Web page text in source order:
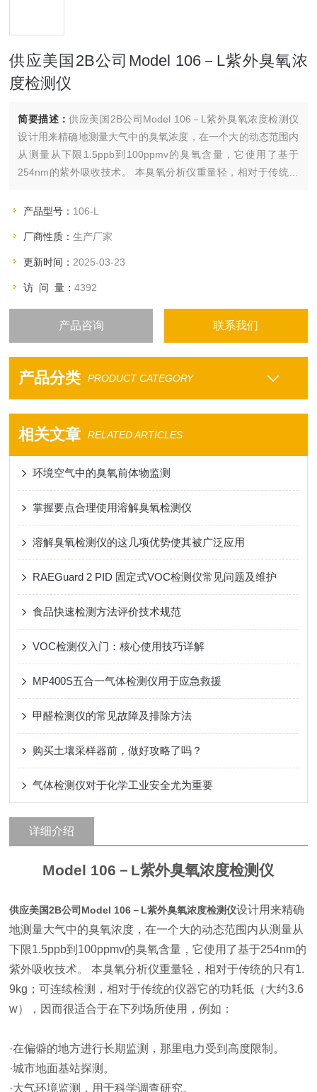
供应美国2B公司Model 106－L紫外臭氧浓
度检测仪
简要描述：供应美国2B公司Model 106－L紫外臭氧浓度检测仪
设计用来精确地测量大气中的臭氧浓度，在一个大的动态范围内
从测量从下限1.5ppb到100ppmv的臭氧含量，它使用了基于
254nm的紫外吸收技术。 本臭氧分析仪重量轻，相对于传统的
3.6w），因而很适合于在下列场所使用，例如：
产品型号： 106-L
厂商性质：生产厂家
更新时间： 2025-03-23
访 问 量：4392
产品咨询 联系我们
产品分类 PRODUCT CATEGORY
相关文章 RELATED ARTICLES
环境空气中的臭氧前体物监测
掌握要点合理使用溶解臭氧检测仪
溶解臭氧检测仪的这几项优势使其被广泛应用
RAEGuard 2 PID 固定式VOC检测仪常见问题及维护
食品快速检测方法评价技术规范
VOC检测仪入门：核心使用技巧详解
MP400S五合一气体检测仪用于应急救援
甲醛检测仪的常见故障及排除方法
购买土壤采样器前，做好攻略了吗？
气体检测仪对于化学工业安全尤为重要
详细介绍
Model 106 － L紫外臭氧浓度检测仪
供应美国2B公司Model 106－L紫外臭氧浓度检测仪设计用来精确
地测量大气中的臭氧浓度，在一个大的动态范围内从测量从
下限1.5ppb到 100ppmv的臭氧含量，它使用了基于254nm的
紫外吸收技术。
本臭氧分析仪重量轻，相对于传统的只有1.
9kg ；可连续检测，相对于传统的仪器它的功耗低（大约3.6
w），因而很适合于在下列场所使用，例如：
·在偏僻的地方进行长期监测，那里电力受到高度限制。
·城市地面基站探测。
·大气环境监测，用于科学调查研究。